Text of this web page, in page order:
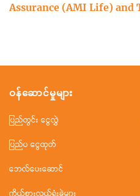
Assurance (AMI Life) and
ဝန်ဆောင်မှုများ
ပြည်တွင်း ငွေလွှဲ
ပြည်ပ ငွေထုတ်
ဘေလ်ပေးဆောင်
ကိုယ်စားလှယ်ရုံးခွဲများ